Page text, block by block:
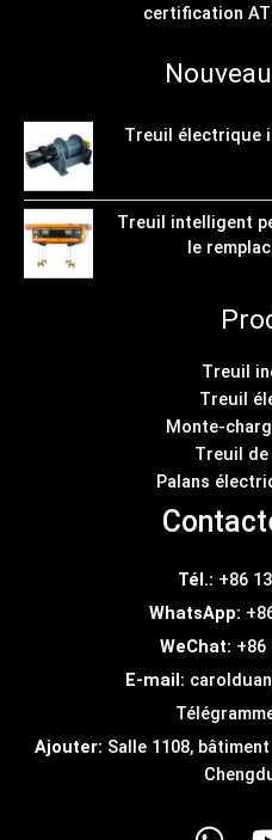
certification
Treuil électrique
Treuil intelligent
le
Treuil
Treuil
Monte-
Treuil
Palans
Tél.: +86
WhatsApp:
WeChat: +86
E-mail:
Ajouter: Salle 1108,